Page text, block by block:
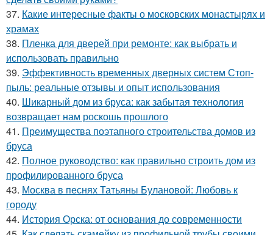
37. Какие интересные факты о московских монастырях и
храмах
38. Пленка для дверей при ремонте: как выбрать и
использовать правильно
39. Эффективность временных дверных систем Стоп-
пыль: реальные отзывы и опыт использования
40. Шикарный дом из бруса: как забытая технология
возвращает нам роскошь прошлого
41. Преимущества поэтапного строительства домов из
бруса
42. Полное руководство: как правильно строить дом из
профилированного бруса
43. Москва в песнях Татьяны Булановой: Любовь к
городу
44. История Орска: от основания до современности